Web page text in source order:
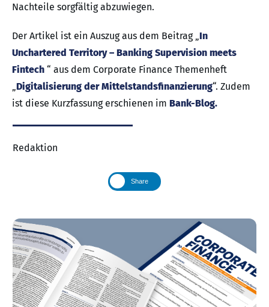
Nachteile sorgfältig abzuwiegen.
Der Artikel ist ein Auszug aus dem Beitrag „ In
Unchartered Territory – Banking Supervision meets
Fintech “ aus dem Corporate Finance Themenheft
Digitalisierung der Mittelstandsfinanzierung“. Zudem
ist diese Kurzfassung erschienen im Bank-Blog.
Redaktion
Share